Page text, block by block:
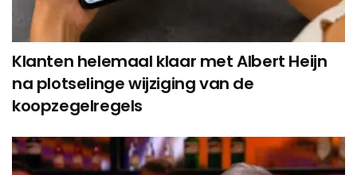
Klanten helemaal klaar met Albert Heijn
na plotselinge wijziging van de
koopzegelregels